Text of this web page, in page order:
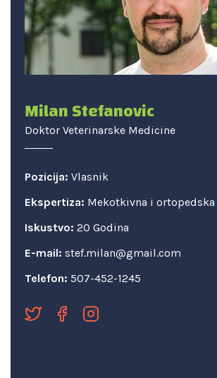
Milan Stefanovic
Doktor Veterinarske Medicine
Pozicija: Vlasnik
Ekspertiza: Mekotkivna i
Iskustvo: 20 Godina
E-mail: stef.milan@gmail.com
Telefon: 507-452-1245